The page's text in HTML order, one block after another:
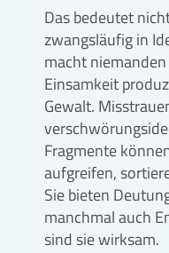
Das bedeutet
zwangsläufig in
macht
Einsamkeit
Gewalt.
Fragmente
aufgreifen,
Sie bieten
manchmal auch
sind sie wirksam.